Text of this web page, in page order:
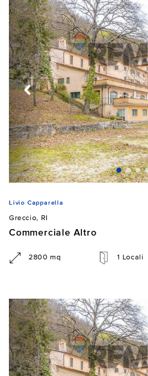
Livio Capparella
Greccio, RI
Commerciale Altro
2800 mq 1 Locali